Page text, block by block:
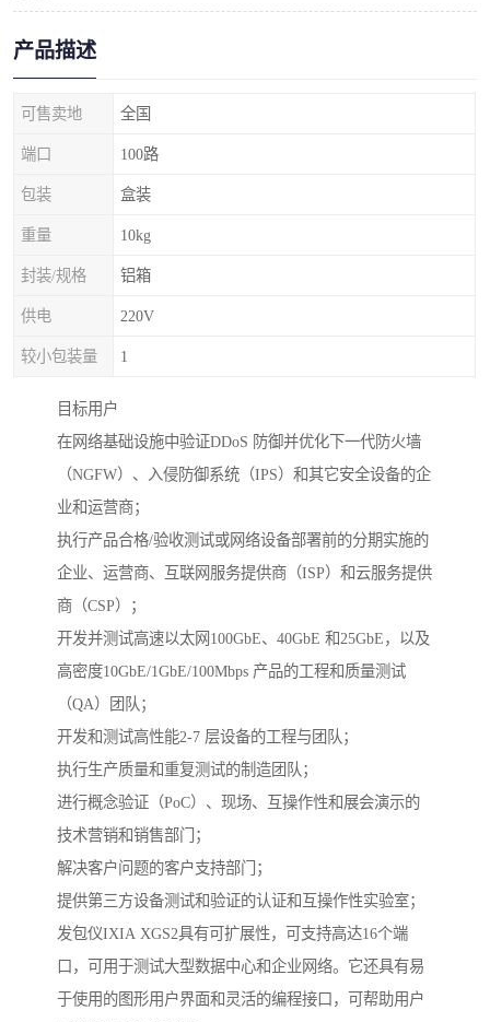
产品描述
可售卖地 全国
端口 100路
包装 盒装
重量 10kg
封装/规格 铝箱
供电 220V
较小包装量 1
目标用户
在网络基础设施中验证DDoS 防御并优化下一代防火墙
（NGFW）、入侵防御系统（IPS）和其它安全设备的企
业和运营商；
执行产品合格/验收测试或网络设备部署前的分期实施的
企业、运营商、互联网服务提供商（ISP）和云服务提供
商（CSP）；
开发并测试高速以太网100GbE、40GbE 和25GbE，以及
高密度10GbE/1GbE/100Mbps 产品的工程和质量测试
（QA）团队；
开发和测试高性能2-7 层设备的工程与团队；
执行生产质量和重复测试的制造团队；
进行概念验证（PoC）、现场、互操作性和展会演示的
技术营销和销售部门；
解决客户问题的客户支持部门；
提供第三方设备测试和验证的认证和互操作性实验室；
发包仪IXIA XGS2具有可扩展性，可支持高达16个端
口，可用于测试大型数据中心和企业网络。它还具有易
于使用的图形用户界面和灵活的编程接口，可帮助用户